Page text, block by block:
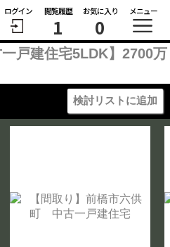
ログイン 閲覧履歴
1
お気に入り
0
メニュー
戸建住宅5LDK】2700万
検討リストに追加